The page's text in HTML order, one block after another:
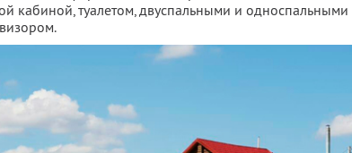
кабиной, туалетом, двуспальными и односпальными